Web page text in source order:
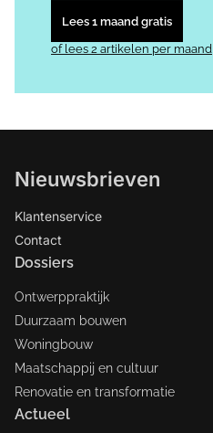
Lees 1 maand gratis
of lees 2 artikelen per maand
Nieuwsbrieven
Klantenservice
Contact
Dossiers
Ontwerppraktijk
Duurzaam bouwen
Woningbouw
Maatschappij en cultuur
Renovatie en transformatie
Actueel